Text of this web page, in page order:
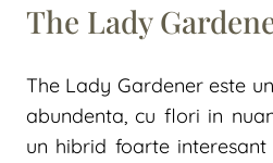
The Lady
The Lady Gardener este
abundenta, cu flori in
un hibrid foarte